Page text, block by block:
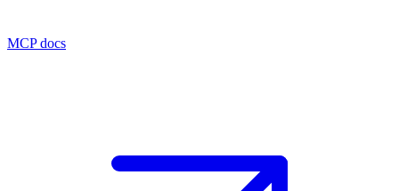
MCP docs